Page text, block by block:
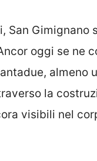
San
oggi se ne
almeno
la
visibili nel